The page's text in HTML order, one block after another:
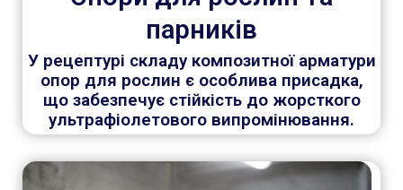
парників
У рецептурі складу композитної арматури
опор для рослин є особлива присадка,
що забезпечує стійкість до жорсткого
ультрафіолетового випромінювання.